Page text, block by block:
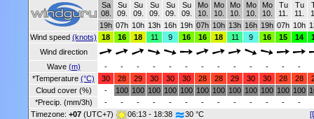
Sa
08.
Su
09.
Su
09.
Su
09.
Su
09.
Su
09.
Mo
10.
Mo
10.
Mo
10.
Mo
10.
Mo
10.
Tu
11.
Tu
11.
19h 07h 10h 13h 16h 19h 07h 10h 13h 16h 19h 07h 10h
Wind speed (knots) 18 16 18 11 9 16 16 18 11 9 16 15 14
Wind direction
Wave (m) - - - - - - - - - - - -
-
*Temperature (°C) 30 28 29 30 30 30 28 28 29 30 30 28 28
Cloud cover (%)
- 100 100 100 100 100 100 100 100 100 100 100 100
*Precip. (mm/3h)
- - - - - - - - - - - -
-
Timezone: +07 (UTC+7) 06:13 - 18:38 30 °C